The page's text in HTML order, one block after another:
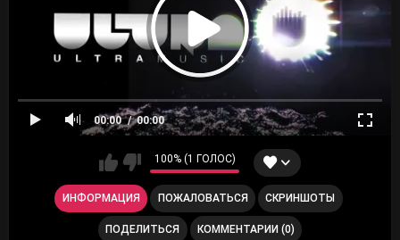
00:00 00:00
100% (1 ГОЛОС)
ИНФОРМАЦИЯ ПОЖАЛОВАТЬСЯ СКРИНШОТЫ
ПОДЕЛИТЬСЯ КОММЕНТАРИИ (0)